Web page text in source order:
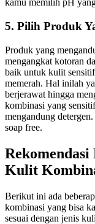
kamu memilih pH
5. Pilih Produk
Produk yang
mengangkat kotoran
baik untuk kulit
memerah. Hal inilah
berjerawat hingga
kombinasi yang
mengandung
soap free.
Kulit
Berikut ini ada
kombinasi yang bisa
sesuai dengan jenis